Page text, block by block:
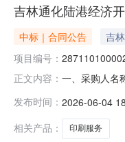
吉林通化陆港经济
中标｜合同公告 吉
项目编号：
正文内容： 一、采购人名
议6.0092552
发布时间： 2026-06-04
相关产品：
印刷服务